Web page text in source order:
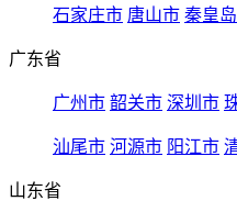
石家庄市 唐山市 秦皇
广东省
广州市 韶关市 深圳市
汕尾市 河源市 阳江市
山东省